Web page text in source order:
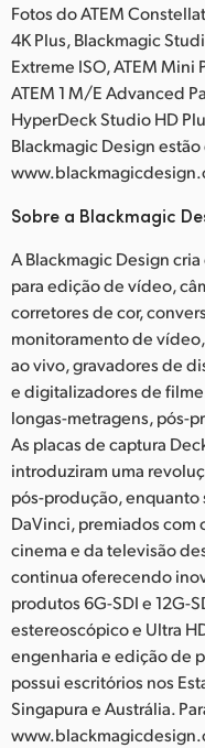
Fotos do ATEM
4K Plus, Blackmagic
Extreme ISO, ATEM Mini
ATEM 1 M/E Advanced
HyperDeck Studio HD
Blackmagic Design
Sobre a Blackmagic
A Blackmagic Design
para edição de vídeo,
corretores de cor,
monitoramento de
ao vivo, gravadores de
e digitalizadores de
longas-metragens, pós-
As placas de captura
introduziram uma
pós-produção,
DaVinci, premiados
cinema e da televisão
continua oferecendo
produtos 6G-SDI e 12G-
estereoscópico e Ultra
engenharia e edição de
possui escritórios nos
Singapura e Austrália.